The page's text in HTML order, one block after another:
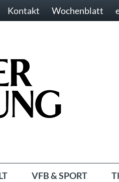
Kontakt Wochenblatt
VFB & SPORT